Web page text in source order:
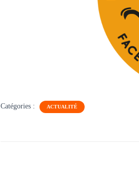
Catégories : ACTUALITÉ